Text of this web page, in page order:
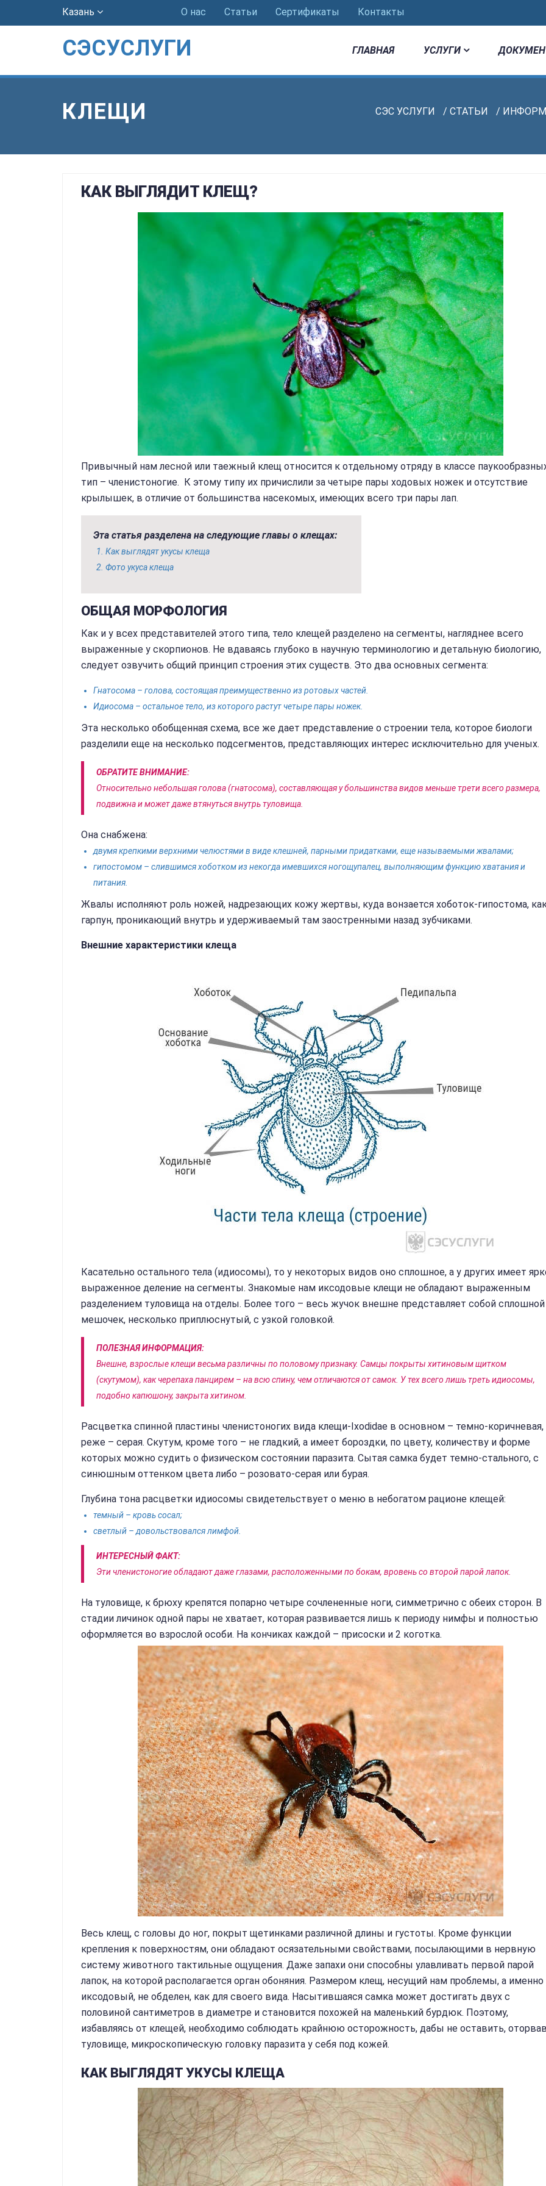
Казань О нас Статьи Сертификаты Контакты
СЭСУСЛУГИ ГЛАВНАЯ УСЛУГИ
КЛЕЩИ СЭС УСЛУГИ / СТАТЬИ /
КАК ВЫГЛЯДИТ КЛЕЩ?
Привычный нам лесной или таежный клещ относится к отдельному отряду в классе
тип – членистоногие. К этому типу их причислили за четыре пары ходовых ножек и отсутствие
крылышек, в отличие от большинства насекомых, имеющих всего три пары лап.
Эта статья разделена на следующие главы о клещах:
Как выглядят укусы клеща
Фото укуса клеща
ОБЩАЯ МОРФОЛОГИЯ
Как и у всех представителей этого типа, тело клещей разделено на сегменты, нагляднее всего
выраженные у скорпионов. Не вдаваясь глубоко в научную терминологию и детальную биологию,
следует озвучить общий принцип строения этих существ. Это два основных сегмента:
Гнатосома – голова, состоящая преимущественно из ротовых частей.
Идиосома – остальное тело, из которого растут четыре пары ножек.
Эта несколько обобщенная схема, все же дает представление о строении тела, которое биологи
разделили еще на несколько подсегментов, представляющих интерес исключительно для ученых.
ОБРАТИТЕ ВНИМАНИЕ:
Относительно небольшая голова (гнатосома), составляющая у большинства видов меньше трети всего размера,
подвижна и может даже втянуться внутрь туловища.
Она снабжена:
двумя крепкими верхними челюстями в виде клешней, парными придатками, еще называемыми жвалами;
гипостомом – слившимся хоботком из некогда имевшихся ногощупалец, выполняющим функцию хватания и
питания.
Жвалы исполняют роль ножей, надрезающих кожу жертвы, куда вонзается хоботок-гипостома,
гарпун, проникающий внутрь и удерживаемый там заостренными назад зубчиками.
Внешние характеристики клеща
Касательно остального тела (идиосомы), то у некоторых видов оно сплошное, а у других имеет
выраженное деление на сегменты. Знакомые нам иксодовые клещи не обладают выраженным
разделением туловища на отделы. Более того – весь жучок внешне представляет собой сплошной
мешочек, несколько приплюснутый, с узкой головкой.
ПОЛЕЗНАЯ ИНФОРМАЦИЯ:
Внешне, взрослые клещи весьма различны по половому признаку. Самцы покрыты хитиновым щитком
(скутумом), как черепаха панцирем – на всю спину, чем отличаются от самок. У тех всего лишь треть идиосомы,
подобно капюшону, закрыта хитином.
Расцветка спинной пластины членистоногих вида клещи-Ixodidae в основном – темно-коричневая,
реже – серая. Скутум, кроме того – не гладкий, а имеет бороздки, по цвету, количеству и форме
которых можно судить о физическом состоянии паразита. Сытая самка будет темно-стального, с
синюшным оттенком цвета либо – розовато-серая или бурая.
Глубина тона расцветки идиосомы свидетельствует о меню в небогатом рационе клещей:
темный – кровь сосал;
светлый – довольствовался лимфой.
ИНТЕРЕСНЫЙ ФАКТ:
Эти членистоногие обладают даже глазами, расположенными по бокам, вровень со второй парой лапок.
На туловище, к брюху крепятся попарно четыре сочлененные ноги, симметрично с обеих сторон. В
стадии личинок одной пары не хватает, которая развивается лишь к периоду нимфы и полностью
оформляется во взрослой особи. На кончиках каждой – присоски и 2 коготка.
Весь клещ, с головы до ног, покрыт щетинками различной длины и густоты. Кроме функции
крепления к поверхностям, они обладают осязательными свойствами, посылающими в нервную
систему животного тактильные ощущения. Даже запахи они способны улавливать первой парой
лапок, на которой располагается орган обоняния. Размером клещ, несущий нам проблемы, а именно
иксодовый, не обделен, как для своего вида. Насытившаяся самка может достигать двух с
половиной сантиметров в диаметре и становится похожей на маленький бурдюк. Поэтому,
избавляясь от клещей, необходимо соблюдать крайнюю осторожность, дабы не оставить,
туловище, микроскопическую головку паразита у себя под кожей.
КАК ВЫГЛЯДЯТ УКУСЫ КЛЕЩА